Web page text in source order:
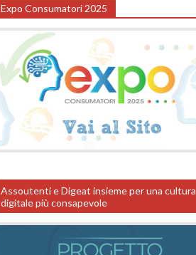
Expo Consumatori 2025
Assoutenti e Digeat insieme per una cultura
digitale più consapevole